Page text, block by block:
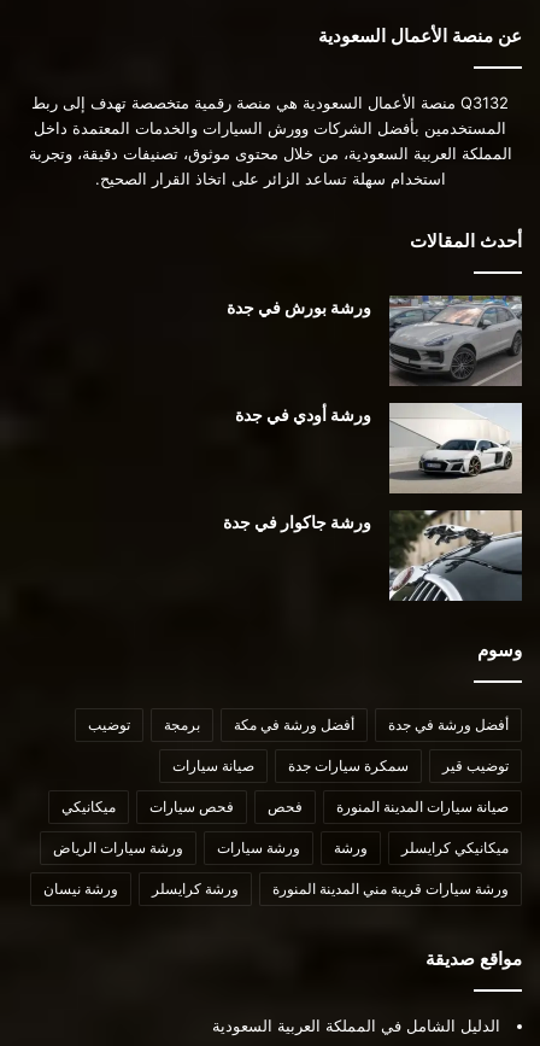
عن منصة الأعمال السعودية
Q3132 منصة الأعمال السعودية هي منصة رقمية متخصصة تهدف إلى ربط
المستخدمين بأفضل الشركات وورش السيارات والخدمات المعتمدة داخل
المملكة العربية السعودية، من خلال محتوى موثوق، تصنيفات دقيقة، وتجربة
استخدام سهلة تساعد الزائر على اتخاذ القرار الصحيح.
أحدث المقالات
ورشة بورش في جدة
ورشة أودي في جدة
ورشة جاكوار في جدة
وسوم
أفضل ورشة في جدة أفضل ورشة في مكة برمجة توضيب
توضيب قير سمكرة سيارات جدة صيانة سيارات
صيانة سيارات المدينة المنورة فحص فحص سيارات ميكانيكي
ميكانيكي كرايسلر ورشة ورشة سيارات ورشة سيارات الرياض
ورشة سيارات قريبة مني المدينة المنورة ورشة كرايسلر ورشة نيسان
مواقع صديقة
الدليل الشامل في المملكة العربية السعودية